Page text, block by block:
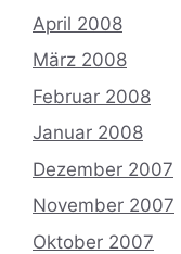
April 2008
März 2008
Februar 2008
Januar 2008
Dezember 2007
November 2007
Oktober 2007